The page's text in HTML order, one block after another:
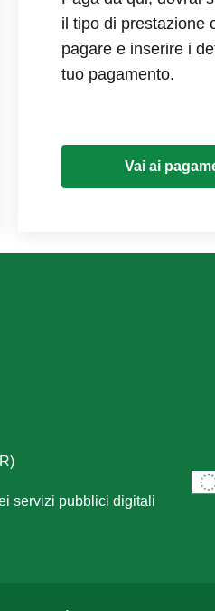
il tipo di prestazione
pagare e inserire i
tuo pagamento.
Vai ai
servizi pubblici digitali